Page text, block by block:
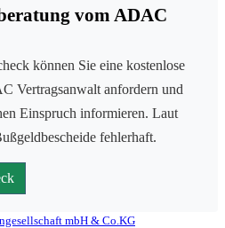
Bußgeldcheck
vom ADAC
können Sie eine kostenlose
Vertragsanwalt anfordern und
Einspruch informieren. Laut
fehlerhaft.
mbH & Co.KG